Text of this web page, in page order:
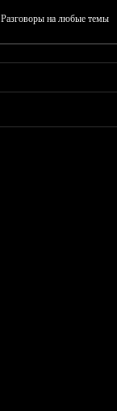
Разговоры на любые темы